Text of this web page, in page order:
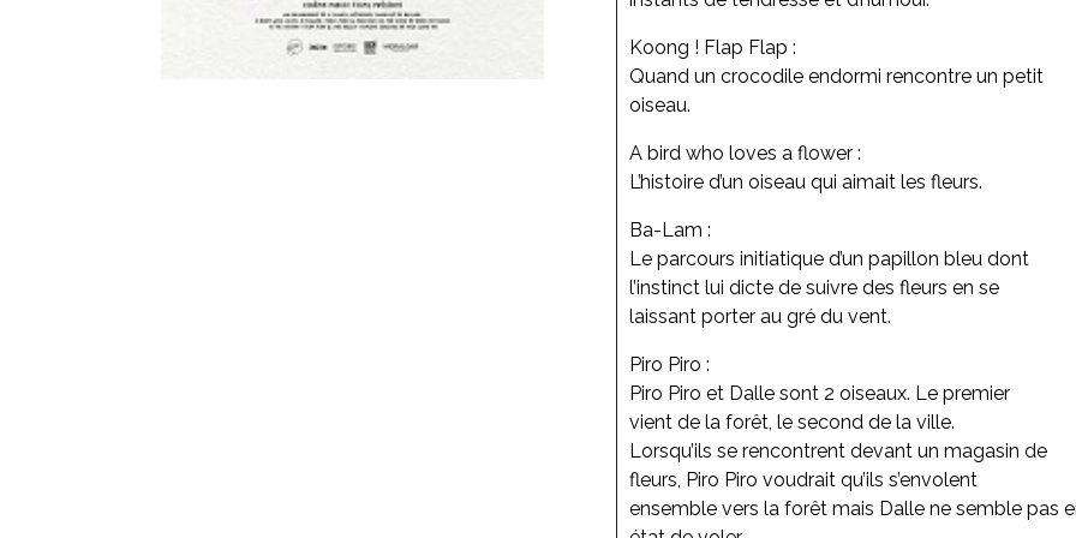
Koong ! Flap Flap :
Quand un crocodile endormi rencontre un petit
oiseau.
A bird who loves a flower :
L’histoire d’un oiseau qui aimait les fleurs.
Ba-Lam :
Le parcours initiatique d’un papillon bleu dont
l’instinct lui dicte de suivre des fleurs en se
laissant porter au gré du vent.
Piro Piro :
Piro Piro et Dalle sont 2 oiseaux. Le premier
vient de la forêt, le second de la ville.
Lorsqu’ils se rencontrent devant un magasin de
fleurs, Piro Piro voudrait qu’ils s’envolent
ensemble vers la forêt mais Dalle ne semble pas